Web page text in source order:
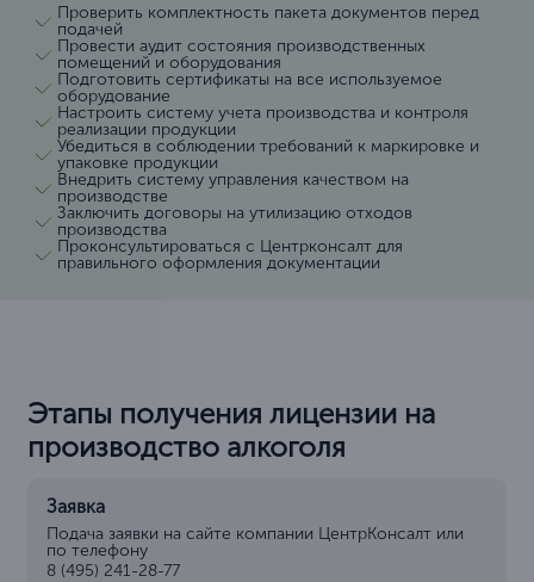
Проверить комплектность пакета документов перед
подачей
Провести аудит состояния производственных
помещений и оборудования
Подготовить сертификаты на все используемое
оборудование
Настроить систему учета производства и контроля
реализации продукции
Убедиться в соблюдении требований к маркировке и
упаковке продукции
Внедрить систему управления качеством на
производстве
Заключить договоры на утилизацию отходов
производства
Проконсультироваться с Центрконсалт для
правильного оформления документации
Этапы получения лицензии на
производство алкоголя
Заявка
Подача заявки на сайте компании ЦентрКонсалт или
по телефону
8 (495) 241-28-77